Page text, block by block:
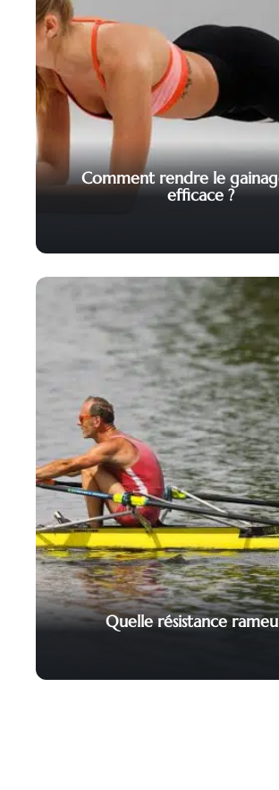
Comment rendre le
efficace ?
Quelle résistance